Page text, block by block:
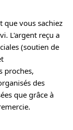
que vous sachiez
L'argent reçu a
(soutien de
proches,
des
que grâce à